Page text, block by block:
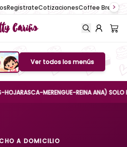
RegistrateCotizacionesCoffee Break
Cariño
menu
Ver todos los menús
MERENGUE-REINA ANA) SOLO
A DOMICILIO